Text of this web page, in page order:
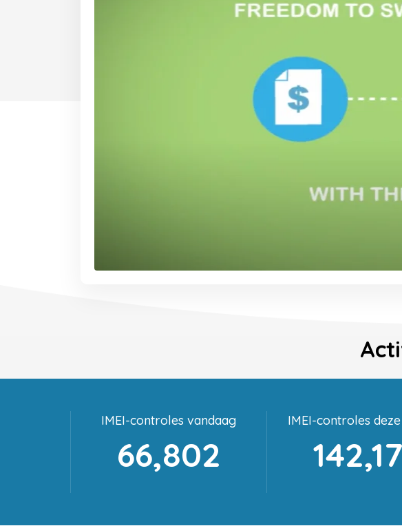
IMEI-controles vandaag
66,802
IMEI-controles